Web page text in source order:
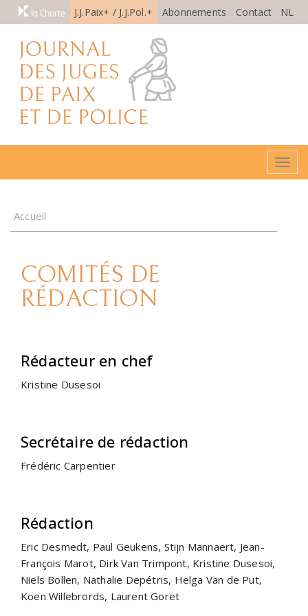
NL
J.J.Paix+ / J.J.Pol.+ Abonnements Contact
Accueil
COMITÉS DE
RÉDACTION
Rédacteur en chef
Kristine Dusesoi
Secrétaire de rédaction
Frédéric Carpentier
Rédaction
Eric Desmedt, Paul Geukens, Stijn Mannaert, Jean-
François Marot, Dirk Van Trimpont, Kristine Dusesoi,
Niels Bollen, Nathalie Depétris, Helga Van de Put,
Koen Willebrords, Laurent Goret